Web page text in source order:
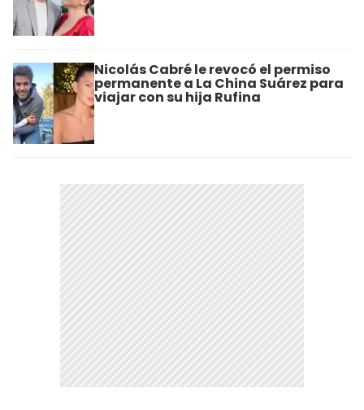
Nicolás Cabré le revocó el permiso
permanente a La China Suárez para
viajar con su hija Rufina